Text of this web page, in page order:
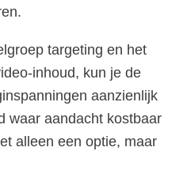
targeting en het
inhoud, kun je de
aanzienlijk
waar aandacht kostbaar
alleen een optie, maar